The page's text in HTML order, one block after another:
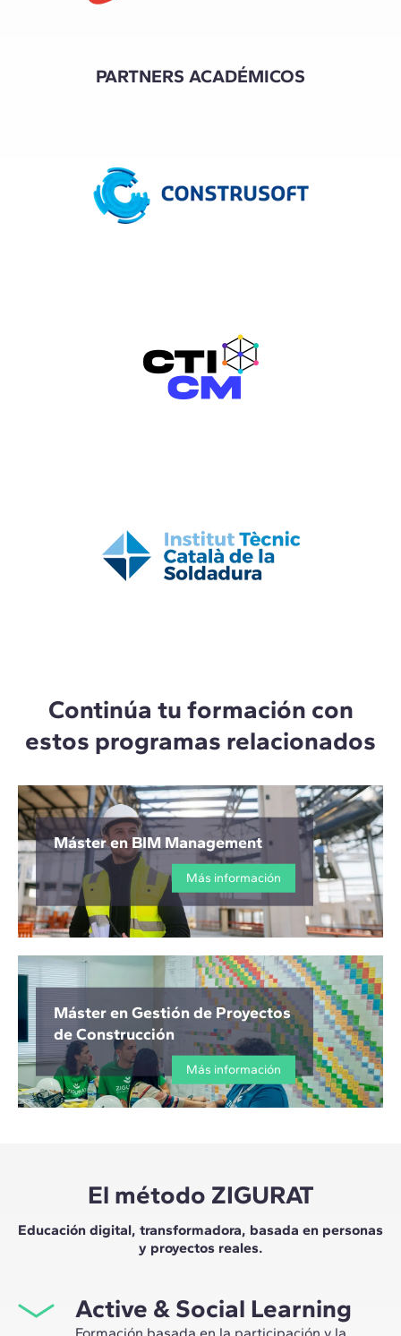
PARTNERS ACADÉMICOS
Continúa tu formación con
estos programas relacionados
Máster en BIM Management
Más información
Máster en Gestión de Proyectos
de Construcción
Más información
El método ZIGURAT
Educación digital, transformadora, basada en personas
y proyectos reales.
Active & Social Learning